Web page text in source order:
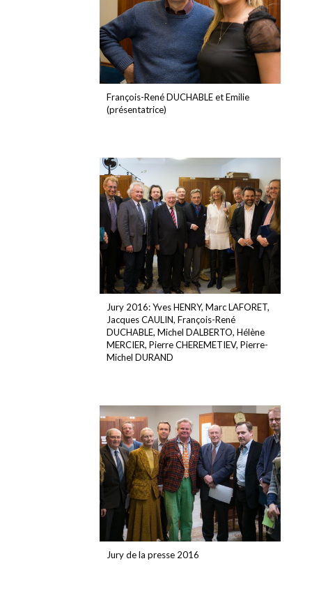
François-René DUCHABLE et Emilie
(présentatrice)
Jury 2016: Yves HENRY, Marc LAFORET,
Jacques CAULIN, François-René
DUCHABLE, Michel DALBERTO, Hélène
MERCIER, Pierre CHEREMETIEV, Pierre-
Michel DURAND
Jury de la presse 2016